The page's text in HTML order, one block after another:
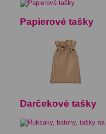
Papierové tašky
Darčekové tašky